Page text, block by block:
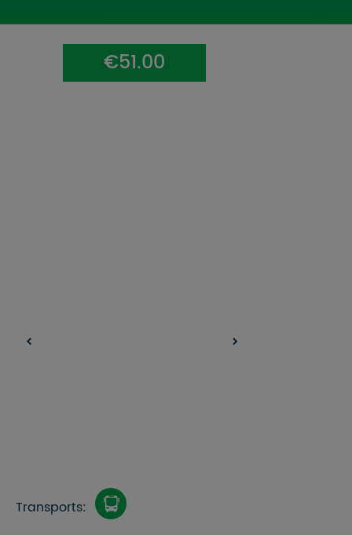
IMPRO KONKURSI
€51.00
Transports: